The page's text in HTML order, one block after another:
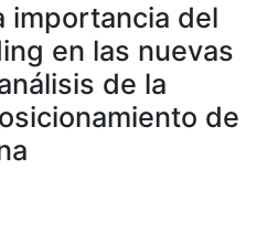
importancia del
en las nuevas
de la
de